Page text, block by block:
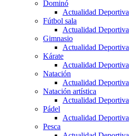
Dominó
Actualidad Deportiva
Fútbol sala
Actualidad Deportiva
Gimnasio
Actualidad Deportiva
Kárate
Actualidad Deportiva
Natación
Actualidad Deportiva
Natación artística
Actualidad Deportiva
Pádel
Actualidad Deportiva
Pesca